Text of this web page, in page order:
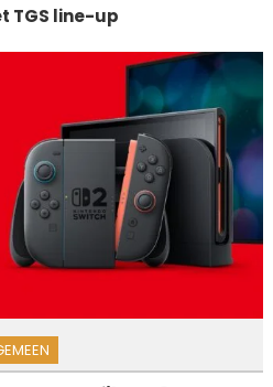
TGS line-up